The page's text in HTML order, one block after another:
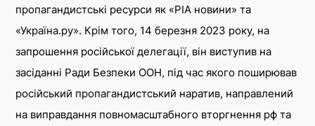
пропагандистські ресурси як «РІА новини» та
«Україна.ру». Крім того, 14 березня 2023 року, на
запрошення російської делегації, він виступив на
засіданні Ради Безпеки ООН, під час якого поширював
російський пропагандистський наратив, направлений
на виправдання повномасштабного вторгнення рф та